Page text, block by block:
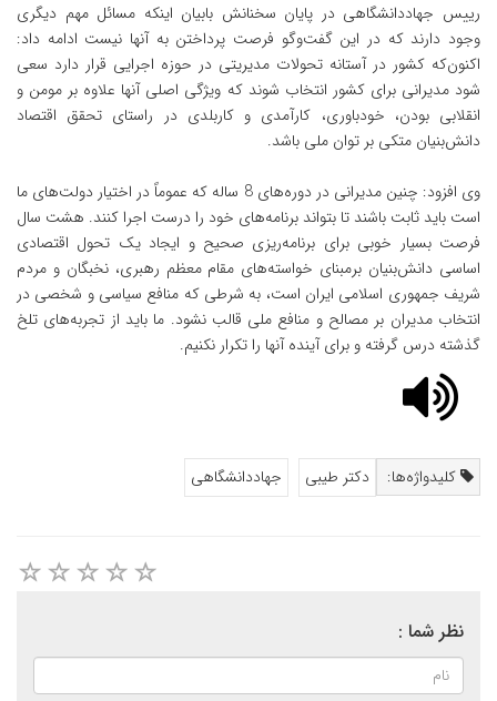
رییس جهاددانشگاهی در پایان سخنانش بابیان اینکه مسائل مهم دیگری
وجود دارند که در این گفت‌وگو فرصت پرداختن به آنها نیست ادامه داد:
اکنون‌که کشور در آستانه تحولات مدیریتی در حوزه اجرایی قرار دارد سعی
شود مدیرانی برای کشور انتخاب شوند که ویژگی اصلی آنها علاوه بر مومن و
انقلابی بودن، خودباوری، کارآمدی و کاربلدی در راستای تحقق اقتصاد
دانش‌بنیان متکی بر توان ملی باشد.
وی افزود: چنین مدیرانی در دوره‌های 8 ساله که عموماً در اختیار دولت‌های ما
است باید ثابت باشند تا بتواند برنامه‌های خود را درست اجرا کنند. هشت سال
فرصت بسیار خوبی برای برنامه‌ریزی صحیح و ایجاد یک تحول اقتصادی
اساسی دانش‌بنیان برمبنای خواسته‌های مقام معظم رهبری، نخبگان و مردم
شریف جمهوری اسلامی ایران است، به شرطی که منافع سیاسی و شخصی در
انتخاب مدیران بر مصالح و منافع ملی قالب نشود. ما باید از تجربه‌های تلخ
گذشته درس گرفته و برای آینده آنها را تکرار نکنیم.
کلیدواژه‌ها: دکتر طیبی جهاددانشگاهی
نظر شما :